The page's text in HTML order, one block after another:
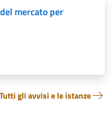
mercato per
Tutti gli avvisi e le istanze